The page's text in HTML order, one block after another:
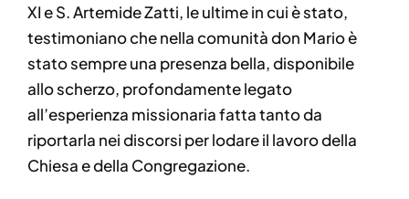
XI e S. Artemide Zatti, le ultime in cui è stato,
testimoniano che nella comunità don Mario è
stato sempre una presenza bella, disponibile
allo scherzo, profondamente legato
all’esperienza missionaria fatta tanto da
riportarla nei discorsi per lodare il lavoro della
Chiesa e della Congregazione.